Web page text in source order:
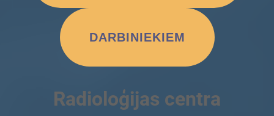
DARBINIEKIEM
Radioloģijas centra